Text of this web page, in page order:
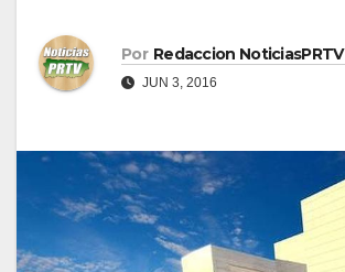
Por Redaccion NoticiasPRTV
JUN 3, 2016